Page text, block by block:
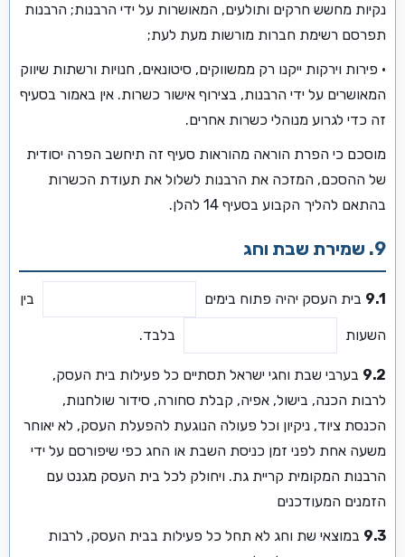
נקיות מחשש חרקים ותולעים, המאושרות על ידי הרבנות; הרבנות
תפרסם רשימת חברות מורשות מעת לעת;
• פירות וירקות ייקנו רק ממשווקים, סיטונאים, חנויות ורשתות שיווק
המאושרים על ידי הרבנות, בצירוף אישור כשרות. אין באמור בסעיף
זה כדי לגרוע מנוהלי כשרות אחרים.
מוסכם כי הפרת הוראה מהוראות סעיף זה תיחשב הפרה יסודית
של ההסכם, המזכה את הרבנות לשלול את תעודת הכשרות
בהתאם להליך הקבוע בסעיף 14 להלן.
9. שמירת שבת וחג
9.1 בית העסק יהיה פתוח בימים בין
השעות בלבד.
9.2 בערבי שבת וחגי ישראל תסתיים כל פעילות בית העסק,
לרבות הכנה, בישול, אפיה, קבלת סחורה, סידור שולחנות,
הכנסת ציוד, ניקיון וכל פעולה הנוגעת להפעלת העסק, לא יאוחר
משעה אחת לפני זמן כניסת השבת או החג כפי שיפורסם על ידי
הרבנות המקומית קריית גת. ויחולק לכל בית העסק מגנט עם
הזמנים המעודכנים
9.3 במוצאי שת וחג לא תחל כל פעילות בבית העסק, לרבות